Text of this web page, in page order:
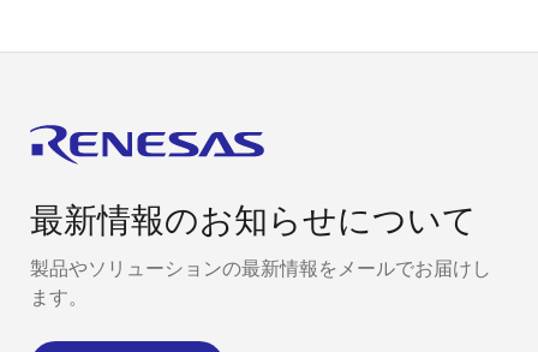
最新情報のお知らせについて
製品やソリューションの最新情報をメールでお届けし
ます。